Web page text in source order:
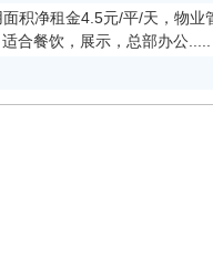
积净租金4.5元/平/天，物
合餐饮，展示，总部办公.....